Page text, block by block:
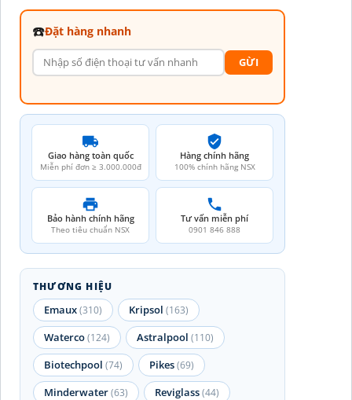
☎️Đặt hàng nhanh
GỪI
Giao hàng toàn quốc
Miễn phí đơn ≥ 3.000.000đ
Hàng chính hãng
100% chính hãng NSX
Bảo hành chính hãng
Theo tiêu chuẩn NSX
Tư vấn miễn phí
0901 846 888
THƯƠNG HIỆU
Emaux(310) Kripsol (163)
Waterco(124) Astralpool (110)
Biotechpool (74) Pikes(69)
Minderwater(63) Reviglass(44)